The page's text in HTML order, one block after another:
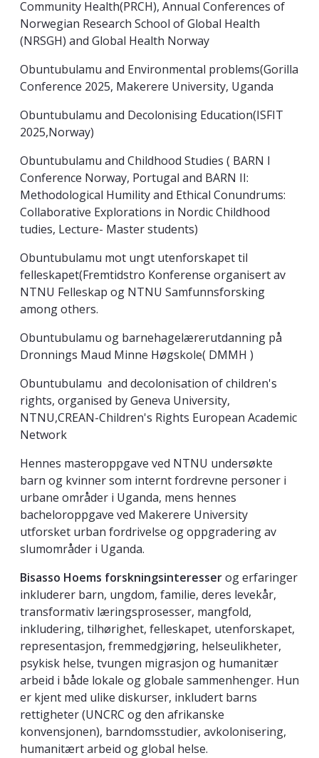
Community Health(PRCH), Annual Conferences of
Norwegian Research School of Global Health
(NRSGH) and Global Health Norway
Obuntubulamu and Environmental problems(Gorilla
Conference 2025, Makerere University, Uganda
Obuntubulamu and Decolonising Education(ISFIT
2025,Norway)
Obuntubulamu and Childhood Studies ( BARN I
Conference Norway, Portugal and BARN II:
Methodological Humility and Ethical Conundrums:
Collaborative Explorations in Nordic Childhood
tudies, Lecture- Master students)
Obuntubulamu mot ungt utenforskapet til
felleskapet(Fremtidstro Konferense organisert av
NTNU Felleskap og NTNU Samfunnsforsking
among others.
Obuntubulamu og barnehagelærerutdanning på
Dronnings Maud Minne Høgskole( DMMH )
Obuntubulamu and decolonisation of children's
rights, organised by Geneva University,
NTNU,CREAN-Children's Rights European Academic
Network
Hennes masteroppgave ved NTNU undersøkte
barn og kvinner som internt fordrevne personer i
urbane områder i Uganda, mens hennes
bacheloroppgave ved Makerere University
utforsket urban fordrivelse og oppgradering av
slumområder i Uganda.
Bisasso Hoems forskningsinteresserog erfaringer
inkluderer barn, ungdom, familie, deres levekår,
transformativ læringsprosesser, mangfold,
inkludering, tilhørighet, felleskapet, utenforskapet,
representasjon, fremmedgjøring, helseulikheter,
psykisk helse, tvungen migrasjon og humanitær
arbeid i både lokale og globale sammenhenger. Hun
er kjent med ulike diskurser, inkludert barns
rettigheter (UNCRC og den afrikanske
konvensjonen), barndomsstudier, avkolonisering,
humanitært arbeid og global helse.